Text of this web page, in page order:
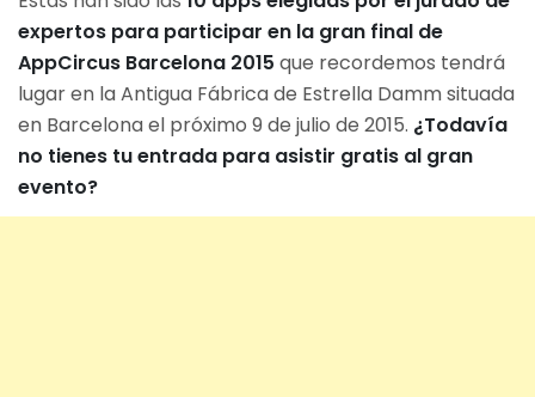
expertos para participar en la gran final de
AppCircus Barcelona 2015 que recordemos tendrá
lugar en la Antigua Fábrica de Estrella Damm situada
en Barcelona el próximo 9 de julio de 2015. ¿Todavía
no tienes tu entrada para asistir gratis al gran
evento?